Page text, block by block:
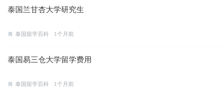
泰国兰甘杏大学研究生
泰国留学百科 1个月前
泰国易三仓大学留学费用
泰国留学百科 1个月前